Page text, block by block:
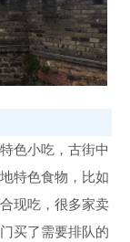
色小吃，古街中
特色食物，比如
现吃，很多家卖
买了需要排队的